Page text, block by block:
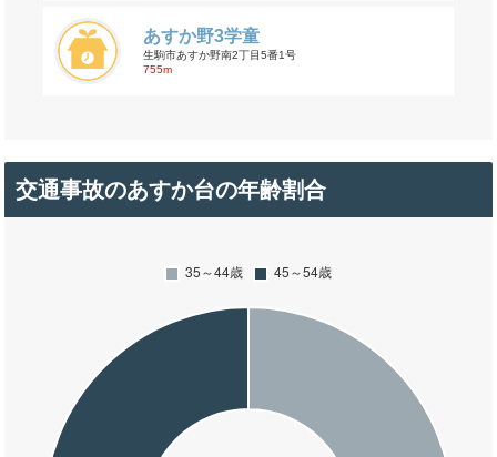
あすか野3学童
生駒市あすか野南2丁目5番1号
755m
交通事故のあすか台の年齢割合